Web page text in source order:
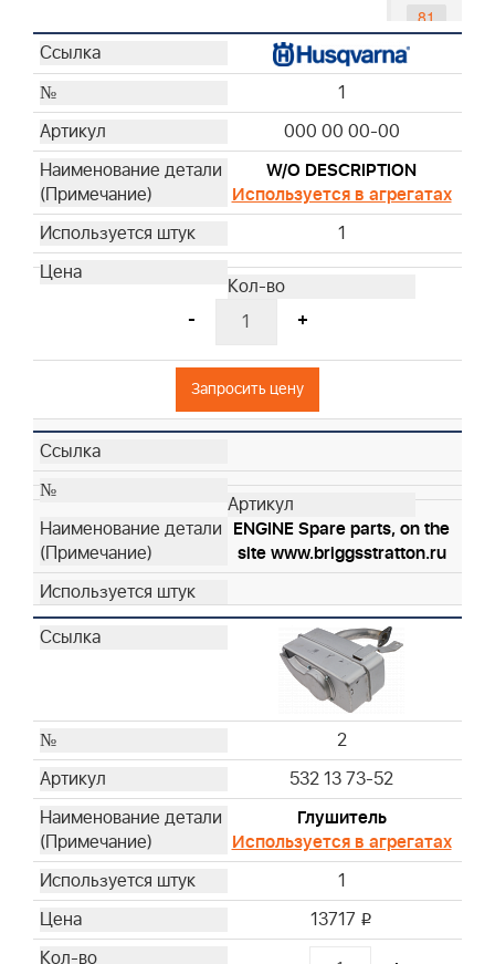
81
84
97
1
000 00 00-00
W/O DESCRIPTION
Используется в агрегатах
1
- +
Запросить цену
ENGINE Spare parts, on the
site www.briggsstratton.ru
2
532 13 73-52
Глушитель
Используется в агрегатах
1
13717 i